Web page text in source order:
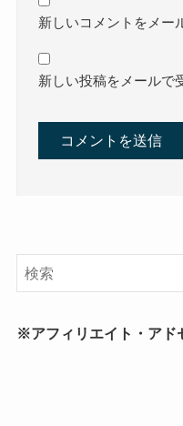
新しいコメントをメー
新しい投稿をメールで
※アフィリエイト・アド